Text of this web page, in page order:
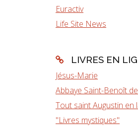
Euractiv
Life Site News
LIVRES EN
Jésus-Marie
Abbaye Saint-Benoît
Tout saint Augustin en
"Livres mystiques"